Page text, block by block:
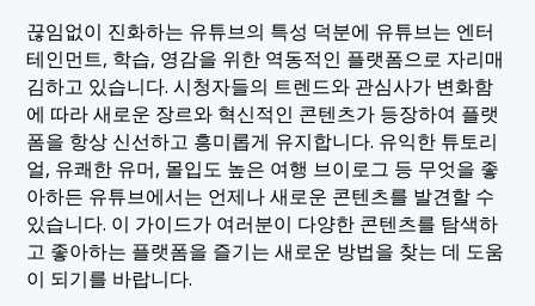
끊임없이 진화하는 유튜브의 특성 덕분에 유튜브는 엔터
테인먼트, 학습, 영감을 위한 역동적인 플랫폼으로 자리매
김하고 있습니다. 시청자들의 트렌드와 관심사가 변화함
에 따라 새로운 장르와 혁신적인 콘텐츠가 등장하여 플랫
폼을 항상 신선하고 흥미롭게 유지합니다. 유익한 튜토리
얼, 유쾌한 유머, 몰입도 높은 여행 브이로그 등 무엇을 좋
아하든 유튜브에서는 언제나 새로운 콘텐츠를 발견할 수
있습니다. 이 가이드가 여러분이 다양한 콘텐츠를 탐색하
고 좋아하는 플랫폼을 즐기는 새로운 방법을 찾는 데 도움
이 되기를 바랍니다.